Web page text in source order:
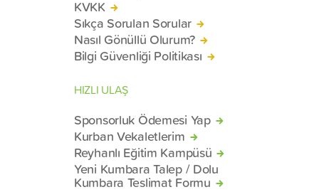
KVKK
Sıkça Sorulan Sorular
Nasıl Gönüllü Olurum?
Bilgi Güvenliği Politikası
HIZLI ULAŞ
Sponsorluk Ödemesi Yap
Kurban Vekaletlerim
Reyhanlı Eğitim Kampüsü
Yeni Kumbara Talep / Dolu
Kumbara Teslimat Formu